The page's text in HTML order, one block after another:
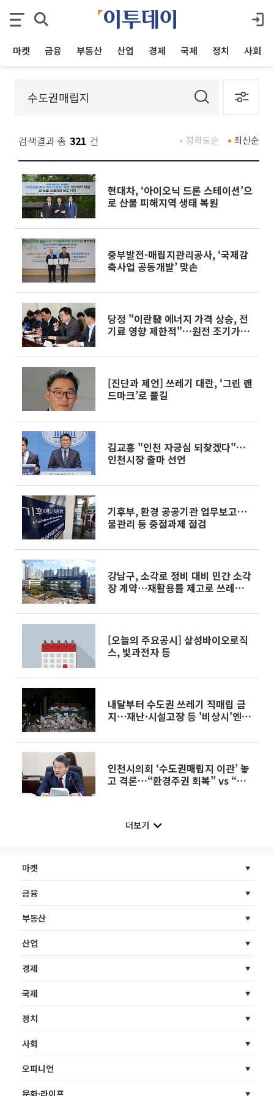
마켓 금융 부동산 산업 경제 국제 정치 사회
검색결과 총 321 건 최신순
정확도순
현대차, ‘아이오닉 드론 스테이션’으
로 산불 피해지역 생태 복원
중부발전-매립지관리공사, ‘국제감
축사업 공동개발’ 맞손
당정 "이란發 에너지 가격 상승, 전
기료 영향 제한적"…원전 조기가동
[진단과 제언] 쓰레기 대란, ‘그린 랜
드마크’로 풀길
김교흥 "인천 자긍심 되찾겠다"…
인천시장 출마 선언
기후부, 환경 공공기관 업무보고…
물관리 등 중점과제 점검
강남구, 소각로 정비 대비 민간 소각
장 계약⋯재활용률 제고로 쓰레기
[오늘의 주요공시] 삼성바이오로직
스, 빛과전자 등
내달부터 수도권 쓰레기 직매립 금
지⋯재난·시설고장 등 '비상시'엔
인천시의회 ‘수도권매립지 이관’ 놓
고 격론…“환경주권 회복” vs “졸
더보기
마켓
금융
부동산
산업
경제
국제
정치
사회
오피니언
문화·라이프